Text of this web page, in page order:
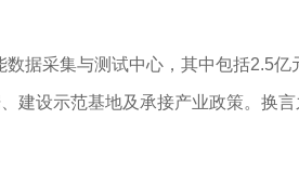
据采集与测试中心，其中包括2.5
建设示范基地及承接产业政策。换